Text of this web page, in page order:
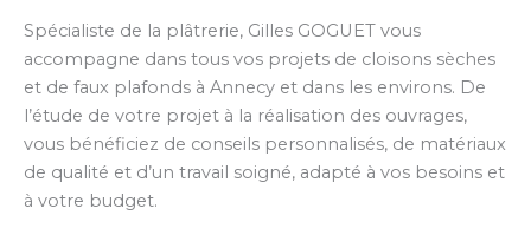
Spécialiste de la plâtrerie, Gilles GOGUET vous
accompagne dans tous vos projets de cloisons sèches
et de faux plafonds à Annecy et dans les environs. De
l’étude de votre projet à la réalisation des ouvrages,
vous bénéficiez de conseils personnalisés, de matériaux
de qualité et d’un travail soigné, adapté à vos besoins et
à votre budget.